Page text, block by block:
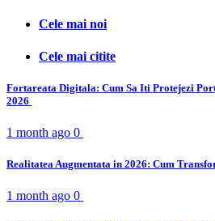
Cele mai noi
Cele mai citite
Fortareata Digitala: Cum Sa Iti Protejezi
2026
1 month ago 0
Realitatea Augmentata in 2026: Cum
1 month ago 0